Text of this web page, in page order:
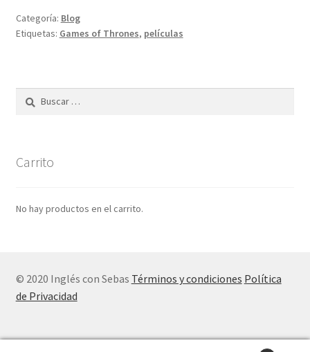
n
c
e
c
Categoría: Blog
Etiquetas: Games of Thrones, películas
Carrito
No hay productos en el carrito.
© 2020 Inglés con Sebas Términos y condiciones Política
de Privacidad